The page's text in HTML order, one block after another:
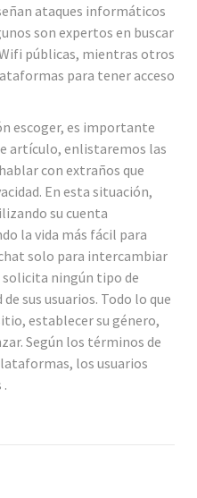
ataques informáticos
son expertos en buscar
públicas, mientras otros
para tener acceso
escoger, es importante
artículo, enlistaremos las
con extraños que
En esta situación,
su cuenta
la vida más fácil para
solo para intercambiar
solicita ningún tipo de
sus usuarios. Todo lo que
establecer su género,
Según los términos de
los usuarios